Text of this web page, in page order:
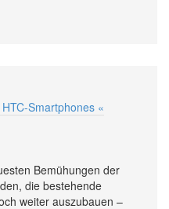
Smartphones «
Bemühungen der
die bestehende
weiter auszubauen –